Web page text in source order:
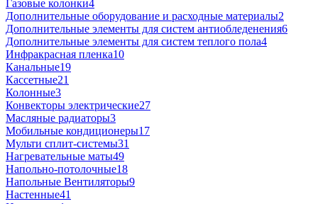
Газовые колонки4
Дополнительные оборудование и расходные материалы2
Дополнительные элементы для систем антиобледенения6
Дополнительные элементы для систем теплого пола4
Инфракрасная пленка10
Канальные19
Кассетные21
Колонные3
Конвекторы электрические27
Масляные радиаторы3
Мобильные кондиционеры17
Мульти сплит-системы31
Нагревательные маты49
Напольно-потолочные18
Напольные Вентиляторы9
Настенные41